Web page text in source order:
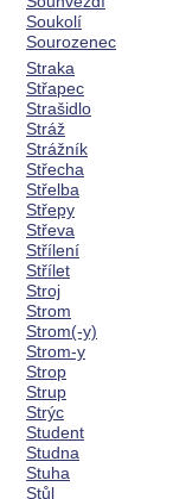
Soukolí
Sourozenec
Straka
Střapec
Strašidlo
Stráž
Strážník
Střecha
Střelba
Střepy
Střeva
Střílení
Střílet
Stroj
Strom
Strom(-y)
Strom-y
Strop
Strup
Strýc
Student
Studna
Stuha
Stůl